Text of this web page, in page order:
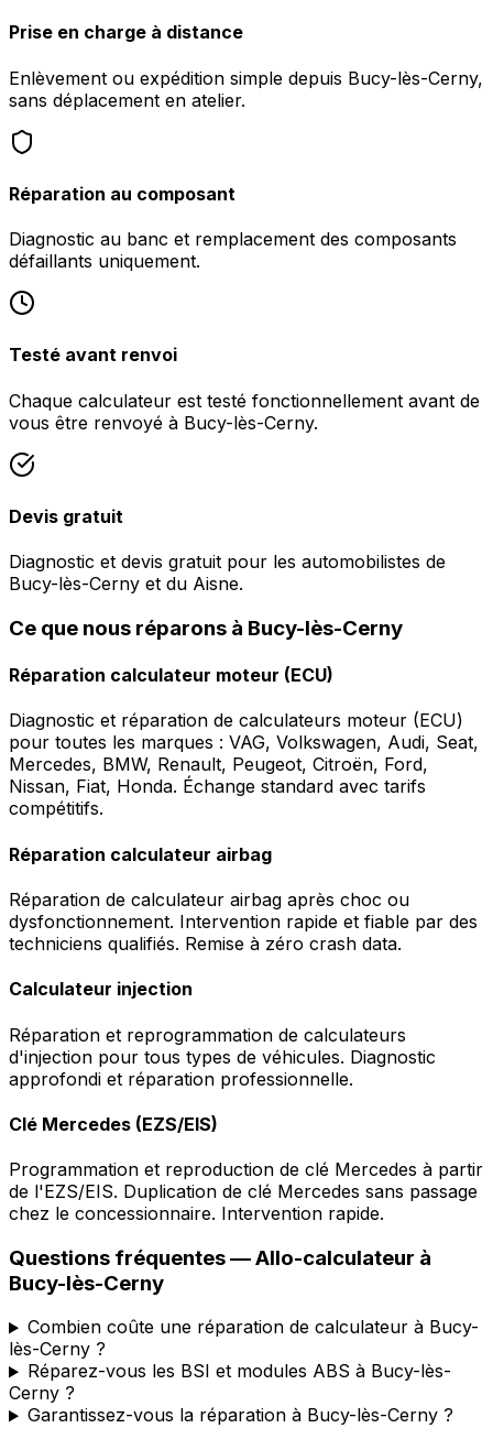
Prise en charge à distance
Enlèvement ou expédition simple depuis Bucy-lès-Cerny,
sans déplacement en atelier.
Réparation au composant
Diagnostic au banc et remplacement des composants
défaillants uniquement.
Testé avant renvoi
Chaque calculateur est testé fonctionnellement avant de
vous être renvoyé à Bucy-lès-Cerny.
Devis gratuit
Diagnostic et devis gratuit pour les automobilistes de
Bucy-lès-Cerny et du Aisne.
Ce que nous réparons à Bucy-lès-Cerny
Réparation calculateur moteur (ECU)
Diagnostic et réparation de calculateurs moteur (ECU)
pour toutes les marques : VAG, Volkswagen, Audi, Seat,
Mercedes, BMW, Renault, Peugeot, Citroën, Ford,
Nissan, Fiat, Honda. Échange standard avec tarifs
compétitifs.
Réparation calculateur airbag
Réparation de calculateur airbag après choc ou
dysfonctionnement. Intervention rapide et fiable par des
techniciens qualifiés. Remise à zéro crash data.
Calculateur injection
Réparation et reprogrammation de calculateurs
d'injection pour tous types de véhicules. Diagnostic
approfondi et réparation professionnelle.
Clé Mercedes (EZS/EIS)
Programmation et reproduction de clé Mercedes à partir
de l'EZS/EIS. Duplication de clé Mercedes sans passage
chez le concessionnaire. Intervention rapide.
Questions fréquentes —Allo-calculateur à
Bucy-lès-Cerny
Combien coûte une réparation de calculateur à Bucy-
lès-Cerny ?
Réparez-vous les BSI et modules ABS à Bucy-lès-
Cerny ?
Garantissez-vous la réparation à Bucy-lès-Cerny ?